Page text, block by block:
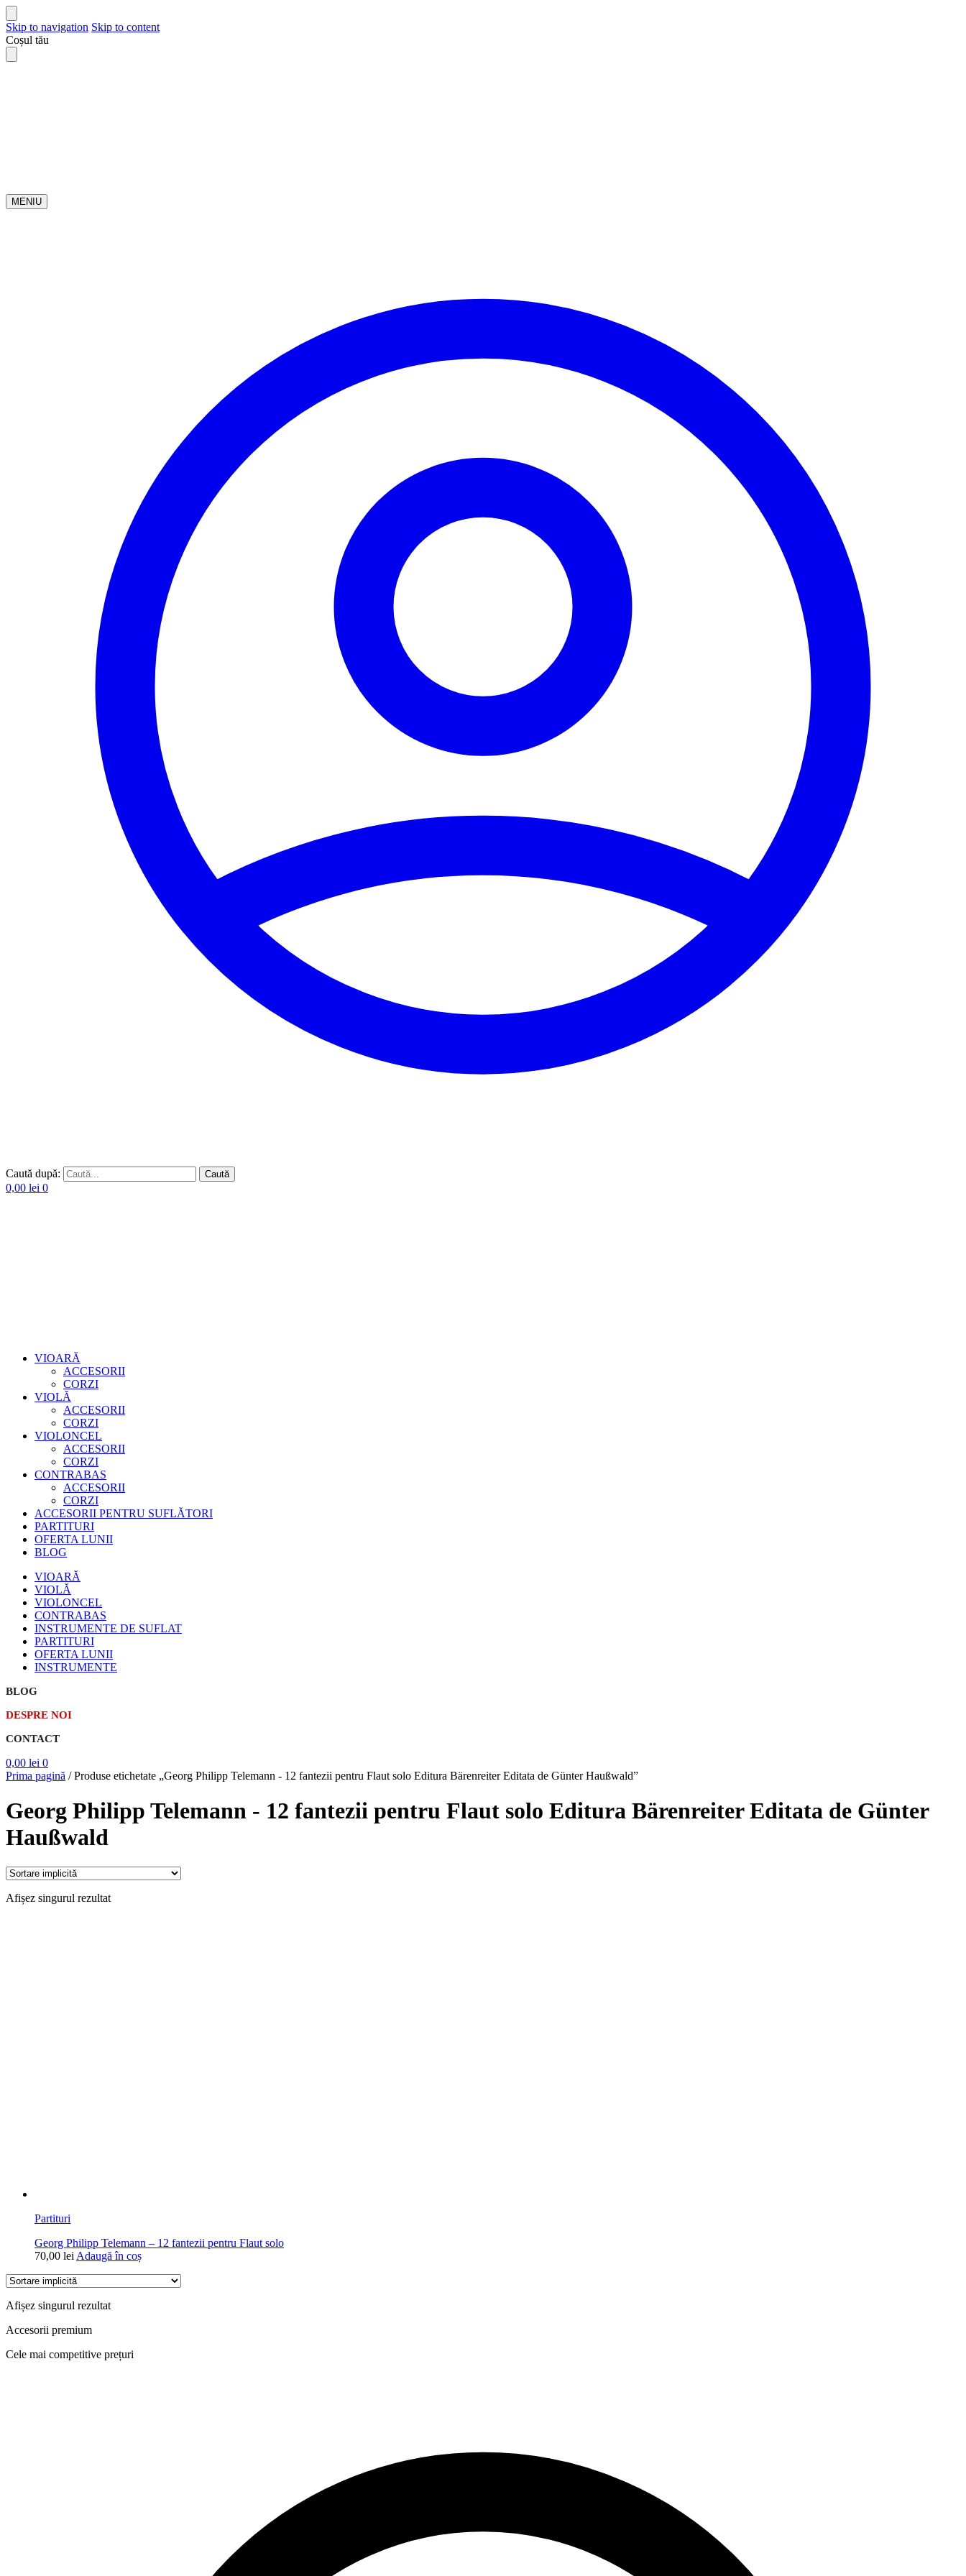
Skip to navigation Skip to content
Coșul tău
MENIU
Caută după: Caută
0,00 lei 0
VIOARĂ
ACCESORII
CORZI
VIOLĂ
ACCESORII
CORZI
VIOLONCEL
ACCESORII
CORZI
CONTRABAS
ACCESORII
CORZI
ACCESORII PENTRU SUFLĂTORI
PARTITURI
OFERTA LUNII
BLOG
VIOARĂ
VIOLĂ
VIOLONCEL
CONTRABAS
INSTRUMENTE DE SUFLAT
PARTITURI
OFERTA LUNII
INSTRUMENTE
BLOG
DESPRE NOI
CONTACT
0,00 lei 0
Prima pagină /Produse etichetate „Georg Philipp Telemann - 12 fantezii pentru Flaut solo Editura Bärenreiter Editata de Günter Haußwald”
Georg Philipp Telemann - 12 fantezii pentru Flaut solo Editura Bärenreiter Editata de Günter
Haußwald
Afișez singurul rezultat
Partituri
Georg Philipp Telemann – 12 fantezii pentru Flaut solo
70,00 lei Adaugă în coș
Afișez singurul rezultat
Accesorii premium
Cele mai competitive prețuri